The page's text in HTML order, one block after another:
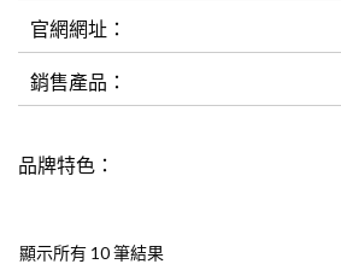
官網網址：
銷售產品：
品牌特色：
顯示所有 10 筆結果